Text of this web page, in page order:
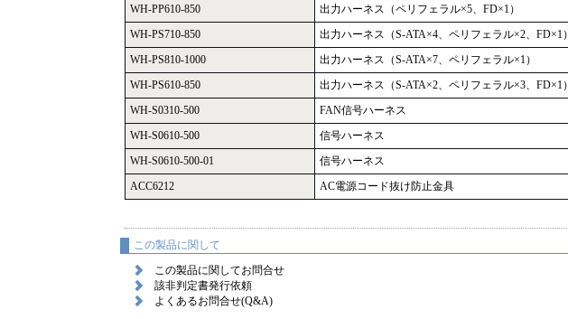
WH-PP610-850
出力ハーネス（ペリフェラル×5、FD×1）
WH-PS710-850
出力ハーネス（S-ATA×4、ペリフェラル×2、FD×1）
WH-PS810-1000
出力ハーネス（S-ATA×7、ペリフェラル×1）
WH-PS610-850
出力ハーネス（S-ATA×2、ペリフェラル×3、FD×1）
WH-S0310-500
FAN信号ハーネス
WH-S0610-500
信号ハーネス
WH-S0610-500-01
信号ハーネス
ACC6212
AC電源コード抜け防止金具
この製品に関して
この製品に関してお問合せ
該非判定書発行依頼
よくあるお問合せ(Q&A)